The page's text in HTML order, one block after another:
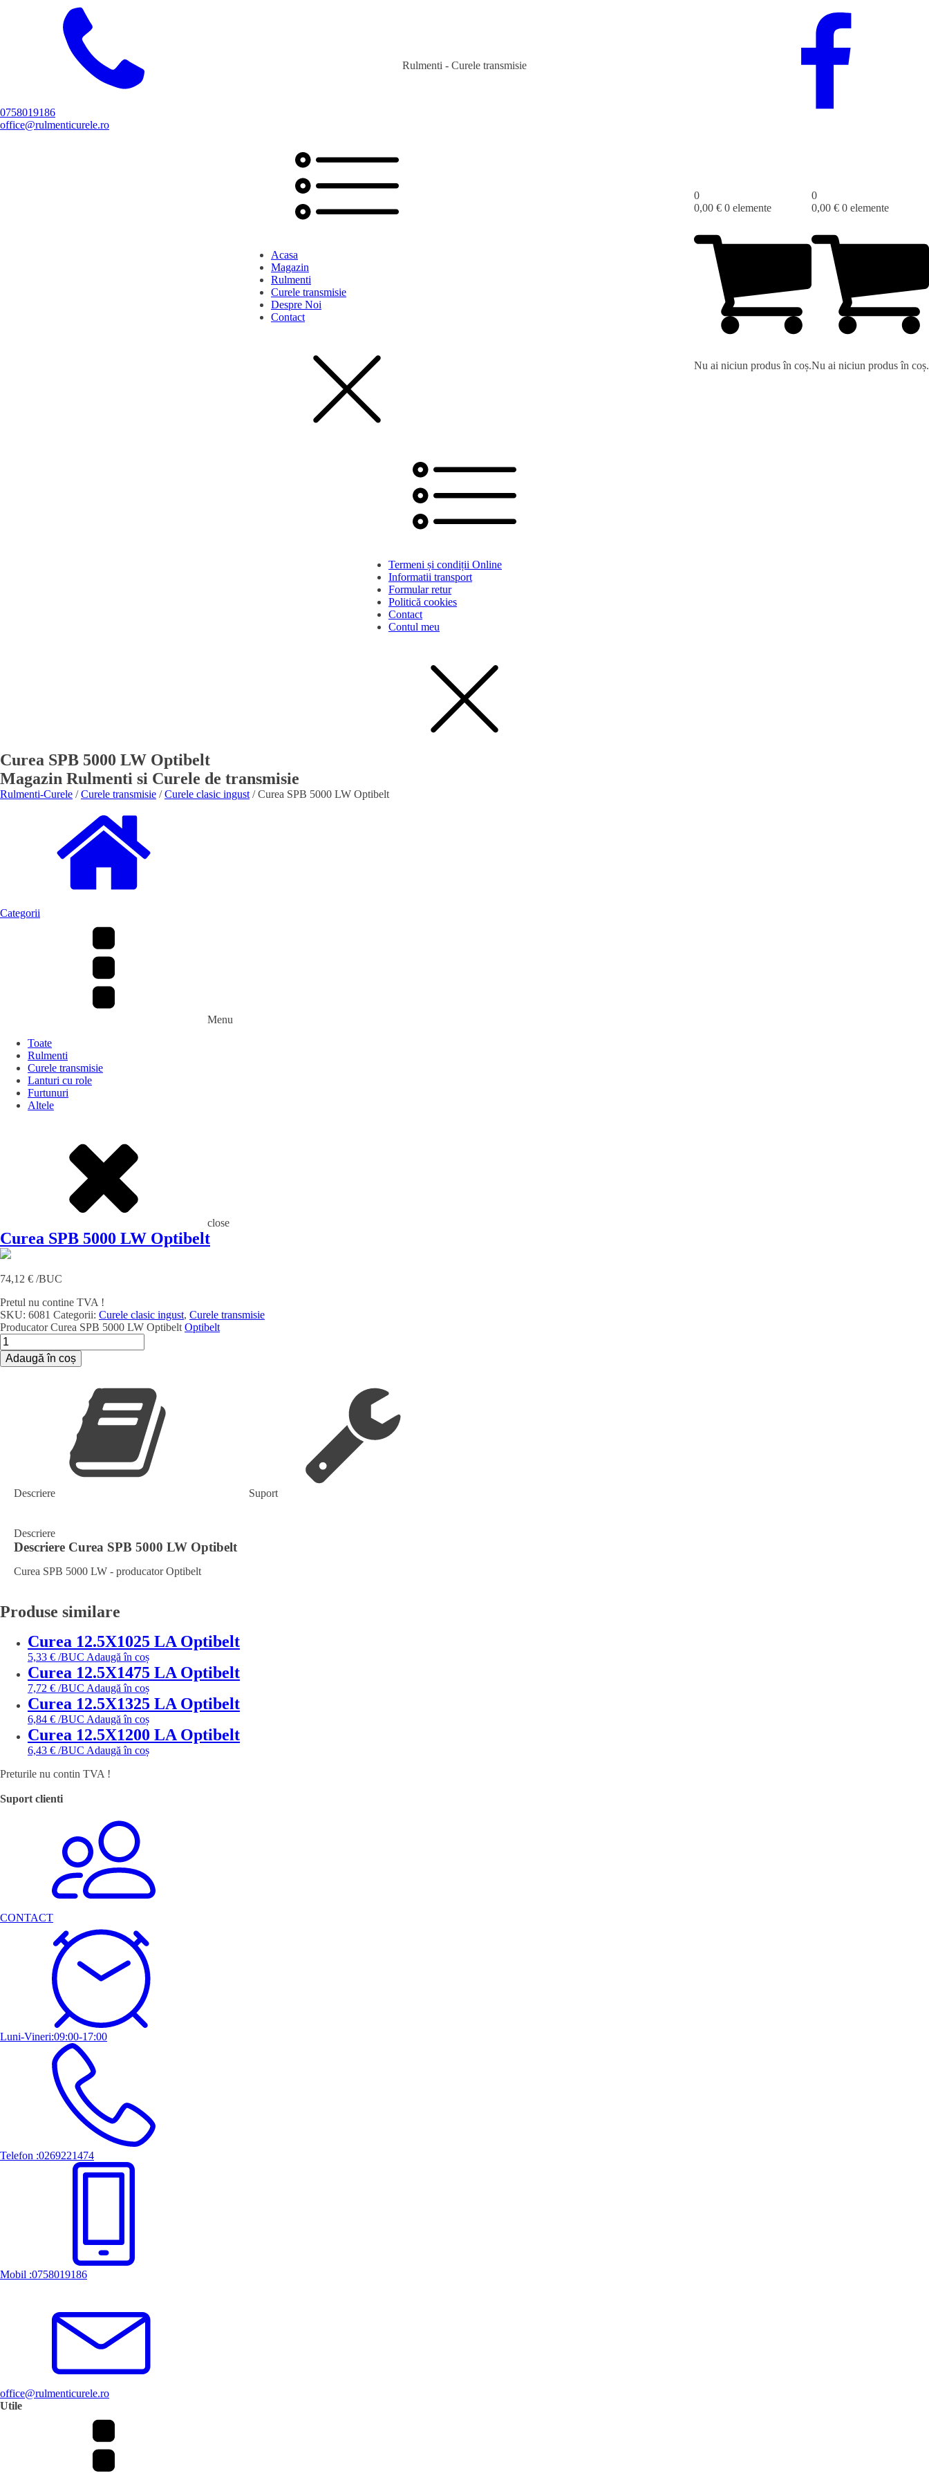
0758019186
office@rulmenticurele.ro
Rulmenti - Curele transmisie
Acasa
Magazin
Rulmenti
Curele transmisie
Despre Noi
Contact
0
0,00 € 0 elemente
Nu ai niciun produs în coș.
0
0,00 € 0 elemente
Nu ai niciun produs în coș.
Termeni și condiții Online
Informatii transport
Formular retur
Politică cookies
Contact
Contul meu
Curea SPB 5000 LW Optibelt
Magazin Rulmenti si Curele de transmisie
Rulmenti-Curele /Curele transmisie /Curele clasic ingust / Curea SPB 5000 LW Optibelt
Categorii
Menu
Toate
Rulmenti
Curele transmisie
Lanturi cu role
Furtunuri
Altele
close
Curea SPB 5000 LW Optibelt
74,12 € /BUC
Pretul nu contine TVA !
SKU: 6081 Categorii: Curele clasic ingust, Curele transmisie
ProducatorCurea SPB 5000 LW Optibelt Optibelt
Cantitate
Curea
SPB
Adaugă în coș
Descriere Suport
Descriere
Descriere Curea SPB 5000 LW Optibelt
Curea SPB 5000 LW - producator Optibelt
Produse similare
Curea 12.5X1025 LA Optibelt
5,33 € /BUC Adaugă în coș
Curea 12.5X1475 LA Optibelt
7,72 € /BUC Adaugă în coș
Curea 12.5X1325 LA Optibelt
6,84 € /BUC Adaugă în coș
Curea 12.5X1200 LA Optibelt
6,43 € /BUC Adaugă în coș
Preturile nu contin TVA !
Suport clienti
CONTACT
Luni-Vineri:09:00-17:00
Telefon :0269221474
Mobil :0758019186
office@rulmenticurele.ro
Utile